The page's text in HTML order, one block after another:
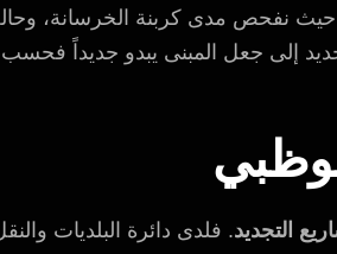
حيث نفحص مدى كربنة الخرسانة،
الجديدة. في عام 2026، لا يهدف التجديد إلى جعل المبنى
التجديد